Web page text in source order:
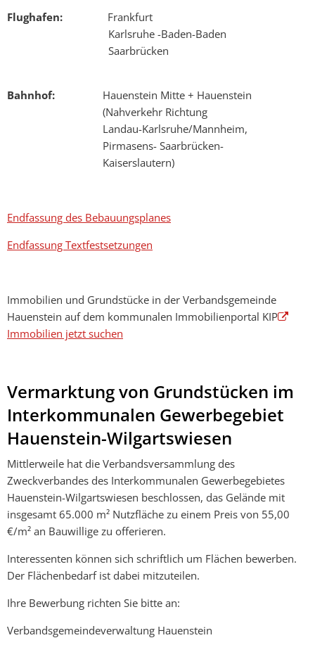
Flughafen: Frankfurt
Karlsruhe -Baden-Baden
Saarbrücken
Bahnhof: Hauenstein Mitte + Hauenstein
(Nahverkehr Richtung
Landau-Karlsruhe/Mannheim,
Pirmasens- Saarbrücken-
Kaiserslautern)
Endfassung des Bebauungsplanes
Endfassung Textfestsetzungen
Immobilien und Grundstücke in der Verbandsgemeinde
Hauenstein auf dem kommunalen Immobilienportal KIP
Immobilien jetzt suchen
Vermarktung von Grundstücken im
Interkommunalen Gewerbegebiet
Hauenstein-Wilgartswiesen
Mittlerweile hat die Verbandsversammlung des
Zweckverbandes des Interkommunalen Gewerbegebietes
Hauenstein-Wilgartswiesen beschlossen, das Gelände mit
insgesamt 65.000 m² Nutzfläche zu einem Preis von 55,00
€/m² an Bauwillige zu offerieren.
Interessenten können sich schriftlich um Flächen bewerben.
Der Flächenbedarf ist dabei mitzuteilen.
Ihre Bewerbung richten Sie bitte an:
Verbandsgemeindeverwaltung Hauenstein